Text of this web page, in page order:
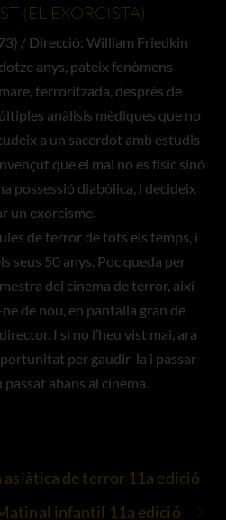
(EL EXORCISTA)
/ Direcció: William Friedkin
anys, pateix fenòmens
terroritzada, després de
anàlisis mèdiques que no
a un sacerdot amb estudis
que el mal no és físic sinó
possessió diabòlica, i decideix
un exorcisme.
de terror de tots els temps, i
seus 50 anys. Poc queda per
del cinema de terror, així
de nou, en pantalla gran de
I si no l’heu vist mai, ara
per gaudir-la i passar
abans al cinema.
asiàtica de terror 11a edició
infantil 11a edició